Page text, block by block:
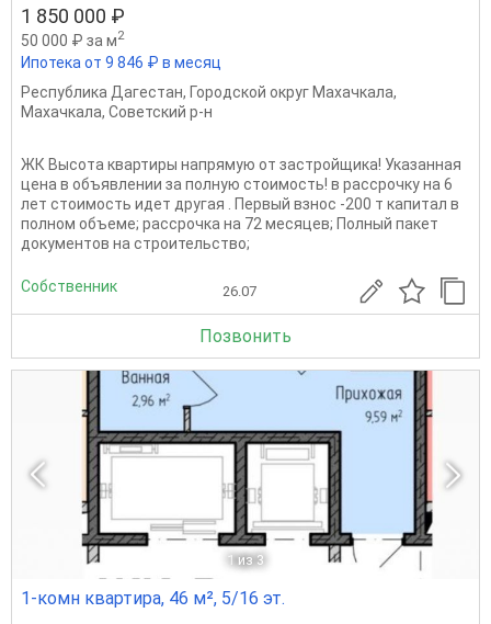
1 850 000 ₽
50 000 ₽ за м2
Ипотека от 9 846 ₽ в месяц
Республика Дагестан, Городской округ Махачкала,
Махачкала, Советский р-н
ЖК Высота квартиры напрямую от застройщика! Указанная
цена в объявлении за полную стоимость! в рассрочку на 6
лет стоимость идет другая . Первый взнос -200 т капитал в
полном объеме; рассрочка на 72 месяцев; Полный пакет
документов на строительство;
Собственник 26.07
Позвонить
1 из 3
1-комн квартира, 46 м², 5/16 эт.